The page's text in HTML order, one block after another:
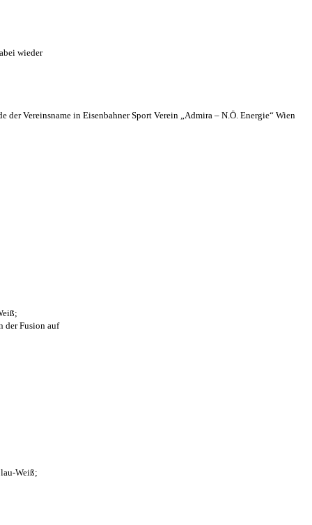
wieder
der Vereinsname in Eisenbahner Sport Verein „Admira – N.Ö. Energie“ Wien
der Fusion auf
Weiß;